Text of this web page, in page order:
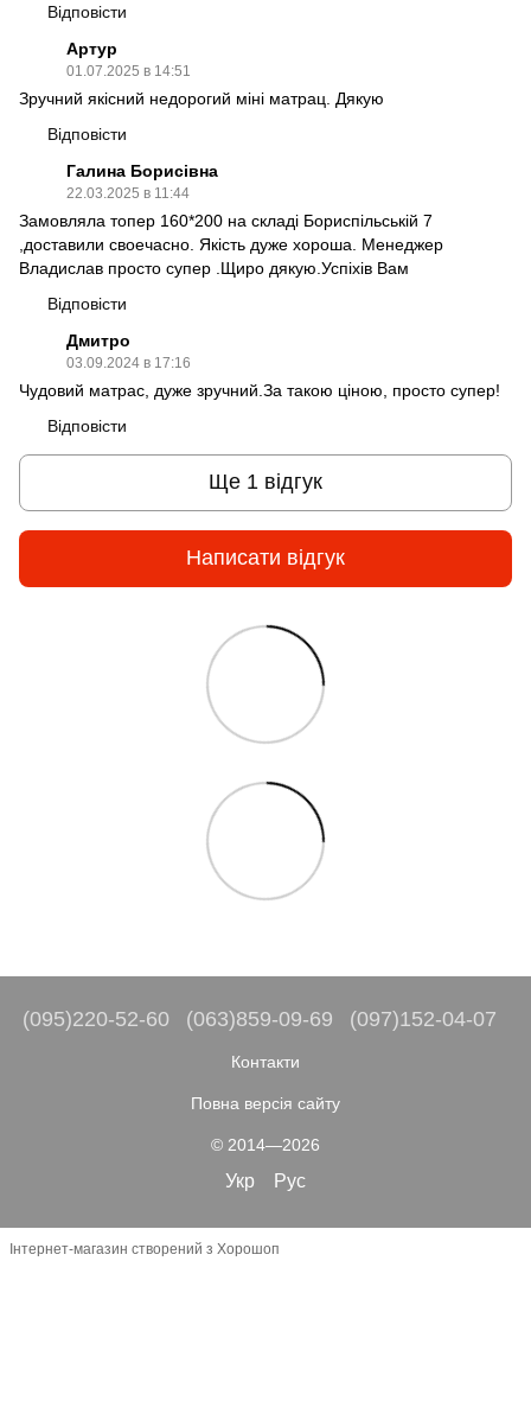
Відповісти
Артур
01.07.2025 в 14:51
Зручний якісний недорогий міні матрац. Дякую
Відповісти
Галина Борисівна
22.03.2025 в 11:44
Замовляла топер 160*200 на складі Бориспільській 7
,доставили своечасно. Якість дуже хороша. Менеджер
Владислав просто супер .Щиро дякую.Успіхів Вам
Відповісти
Дмитро
03.09.2024 в 17:16
Чудовий матрас, дуже зручний.За такою ціною, просто супер!
Відповісти
Ще 1 відгук
Написати відгук
(095)220-52-60 (063)859-09-69 (097)152-04-07
Контакти
Повна версія сайту
© 2014—2026
Укр Рус
Інтернет-магазин створений з Хорошоп